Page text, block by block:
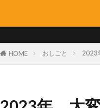
HOME おしごと 2023